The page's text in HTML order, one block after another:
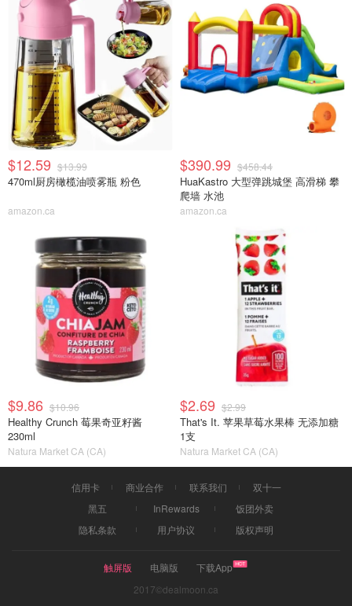
$12.59 $13.99
470ml厨房橄榄油喷雾瓶 粉色
amazon.ca
$390.99 $458.44
HuaKastro 大型弹跳城堡 高滑梯 攀
爬墙 水池
amazon.ca
$9.86 $10.96
Healthy Crunch 莓果奇亚籽酱
230ml
Natura Market CA (CA)
$2.69 $2.99
That's It. 苹果草莓水果棒 无添加糖
1支
Natura Market CA (CA)
信用卡 商业合作 联系我们
双十一
黑五
InRewards
饭团外卖
隐私条款
用户协议 版权声明
触屏版 电脑版
下载App
2017©dealmoon.ca